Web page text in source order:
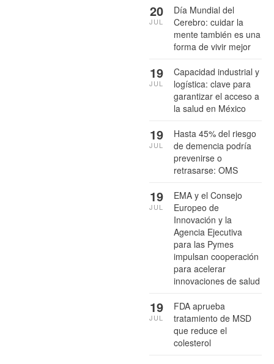
Día Mundial del
Cerebro: cuidar la
mente también es una
forma de vivir mejor
20
JUL
Capacidad industrial y
logística: clave para
garantizar el acceso a
la salud en México
19
JUL
Hasta 45% del riesgo
de demencia podría
prevenirse o
retrasarse: OMS
19
JUL
EMA y el Consejo
Europeo de
Innovación y la
Agencia Ejecutiva
para las Pymes
impulsan cooperación
para acelerar
innovaciones de salud
19
JUL
FDA aprueba
tratamiento de MSD
que reduce el
colesterol
19
JUL